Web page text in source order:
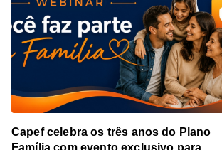
Capef celebra os três anos do Plano